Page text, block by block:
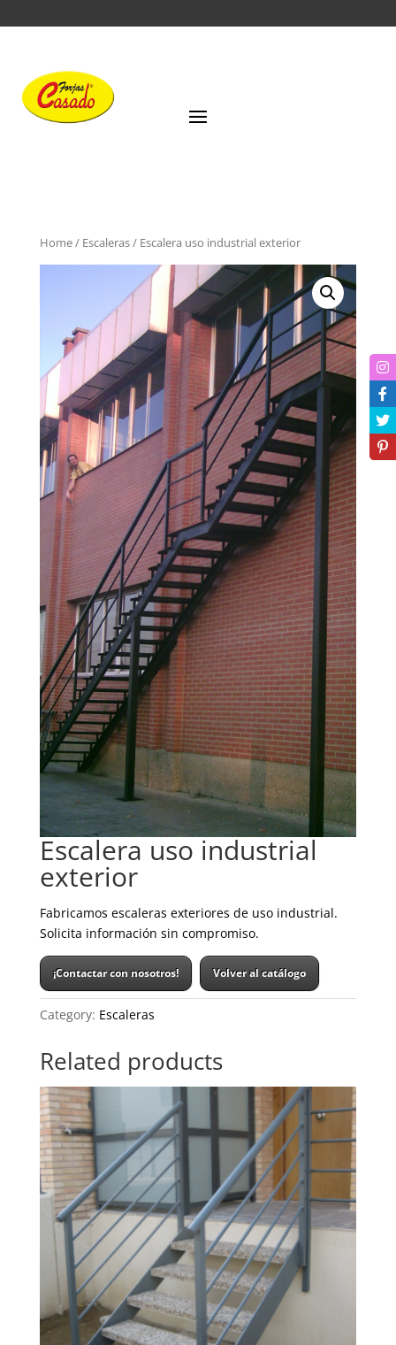
Home/ Escaleras/ Escalera uso industrial exterior
Escalera uso industrial
exterior
Fabricamos escaleras exteriores de uso industrial.
Solicita información sin compromiso.
¡Contactar con nosotros! Volver al catálogo
Category: Escaleras
Related products